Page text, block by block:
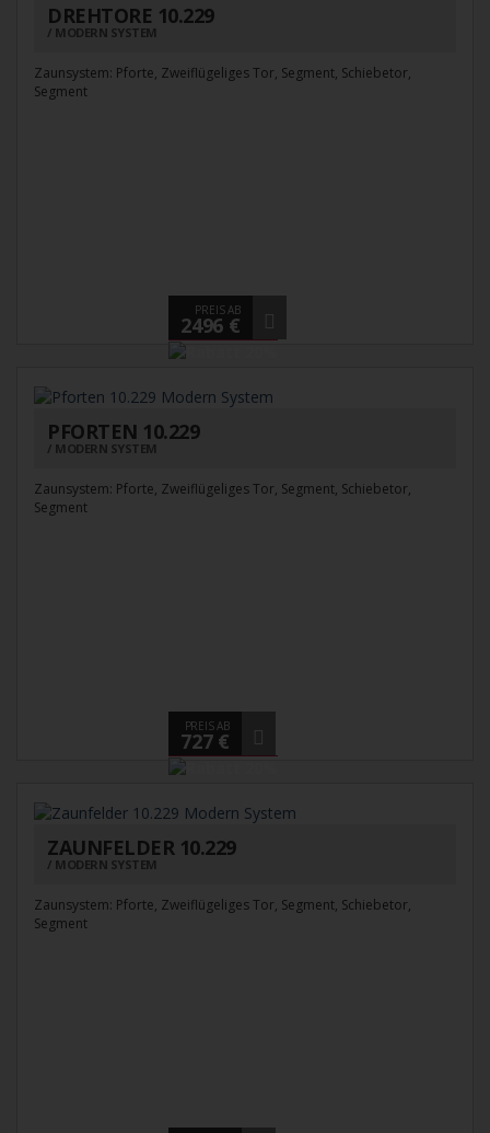
DREHTORE 10.229
MODERN SYSTEM
Zaunsystem: Pforte, Zweiflügeliges Tor, Segment, Schiebetor,
Segment
PREIS AB
2496 €
PFORTEN 10.229
MODERN SYSTEM
Zaunsystem: Pforte, Zweiflügeliges Tor, Segment, Schiebetor,
Segment
PREIS AB
727 €
ZAUNFELDER 10.229
MODERN SYSTEM
Zaunsystem: Pforte, Zweiflügeliges Tor, Segment, Schiebetor,
Segment